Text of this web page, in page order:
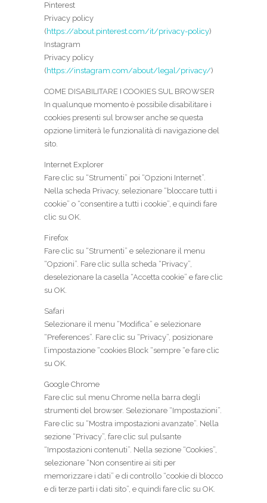
Pinterest
Privacy policy
(https://about.pinterest.com/it/privacy-policy)
Instagram
Privacy policy
(https://instagram.com/about/legal/privacy/)
COME DISABILITARE I COOKIES SUL BROWSER
In qualunque momento è possibile disabilitare i
cookies presenti sul browser anche se questa
opzione limiterà le funzionalità di navigazione del
sito.
Internet Explorer
Fare clic su “Strumenti” poi “Opzioni Internet”.
Nella scheda Privacy, selezionare “bloccare tutti i
cookie” o “consentire a tutti i cookie”, e quindi fare
clic su OK.
Firefox
Fare clic su “Strumenti” e selezionare il menu
“Opzioni”. Fare clic sulla scheda “Privacy”,
deselezionare la casella “Accetta cookie” e fare clic
su OK.
Safari
Selezionare il menu “Modifica” e selezionare
“Preferences”. Fare clic su “Privacy”, posizionare
l’impostazione “cookies Block “sempre “e fare clic
su OK.
Google Chrome
Fare clic sul menu Chrome nella barra degli
strumenti del browser. Selezionare “Impostazioni”.
Fare clic su “Mostra impostazioni avanzate”. Nella
sezione “Privacy”, fare clic sul pulsante
“Impostazioni contenuti”. Nella sezione “Cookies”,
selezionare “Non consentire ai siti per
memorizzare i dati” e di controllo “cookie di blocco
e di terze parti i dati sito”, e quindi fare clic su OK.